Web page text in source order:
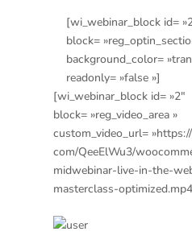
[wi_webinar_block id=
block=
background_color=
readonly= »false »]
[wi_webinar_block id= »2″
block= »reg_video_area »
custom_video_url=
com/QeeElWu3/
midwebinar-live-in-the-
masterclass-